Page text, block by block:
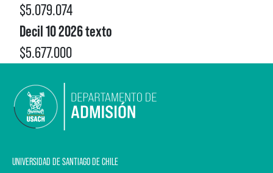
$5.079.074
Decil 10 2026 texto
$5.677.000
UNIVERSIDAD DE SANTIAGO DE CHILE